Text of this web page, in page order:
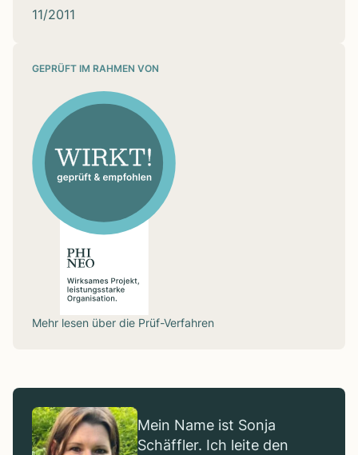
11/2011
GEPRÜFT IM RAHMEN VON
Mehr lesen über die Prüf-Verfahren
Mein Name ist Sonja
Schäffler. Ich leite den